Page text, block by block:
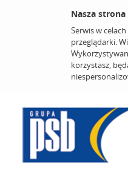
Nasza
Serwis w
przeglądarki.
korzystasz,